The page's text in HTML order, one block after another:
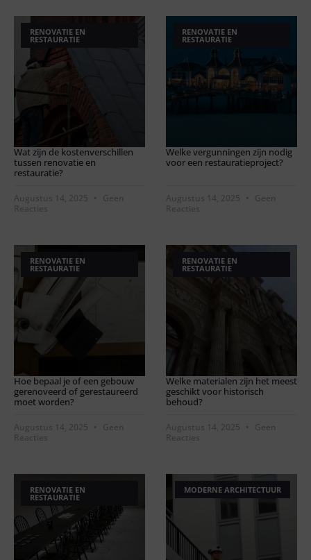
RENOVATIE EN
RESTAURATIE
Wat zijn de kostenverschillen
tussen renovatie en
restauratie?
Augustus 14, 2025
Geen
Reacties
RENOVATIE EN
RESTAURATIE
Welke vergunningen zijn nodig
voor een restauratieproject?
Augustus 14, 2025
Geen
Reacties
RENOVATIE EN
RESTAURATIE
Hoe bepaal je of een gebouw
gerenoveerd of gerestaureerd
moet worden?
Augustus 14, 2025
Geen
Reacties
RENOVATIE EN
RESTAURATIE
Welke materialen zijn het meest
geschikt voor historisch
behoud?
Augustus 14, 2025
Geen
Reacties
RENOVATIE EN
RESTAURATIE
MODERNE ARCHITECTUUR